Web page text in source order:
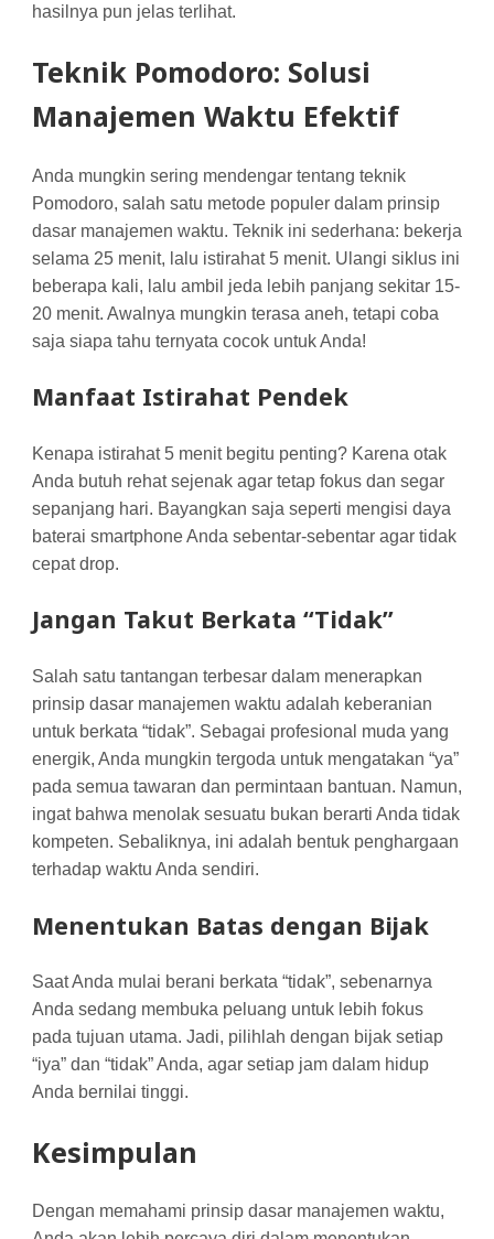
hasilnya pun jelas terlihat.
Teknik Pomodoro: Solusi
Manajemen Waktu Efektif
Anda mungkin sering mendengar tentang teknik
Pomodoro, salah satu metode populer dalam prinsip
dasar manajemen waktu. Teknik ini sederhana: bekerja
selama 25 menit, lalu istirahat 5 menit. Ulangi siklus ini
beberapa kali, lalu ambil jeda lebih panjang sekitar 15-
20 menit. Awalnya mungkin terasa aneh, tetapi coba
saja siapa tahu ternyata cocok untuk Anda!
Manfaat Istirahat Pendek
Kenapa istirahat 5 menit begitu penting? Karena otak
Anda butuh rehat sejenak agar tetap fokus dan segar
sepanjang hari. Bayangkan saja seperti mengisi daya
baterai smartphone Anda sebentar-sebentar agar tidak
cepat drop.
Jangan Takut Berkata “Tidak”
Salah satu tantangan terbesar dalam menerapkan
prinsip dasar manajemen waktu adalah keberanian
untuk berkata “tidak”. Sebagai profesional muda yang
energik, Anda mungkin tergoda untuk mengatakan “ya”
pada semua tawaran dan permintaan bantuan. Namun,
ingat bahwa menolak sesuatu bukan berarti Anda tidak
kompeten. Sebaliknya, ini adalah bentuk penghargaan
terhadap waktu Anda sendiri.
Menentukan Batas dengan Bijak
Saat Anda mulai berani berkata “tidak”, sebenarnya
Anda sedang membuka peluang untuk lebih fokus
pada tujuan utama. Jadi, pilihlah dengan bijak setiap
“iya” dan “tidak” Anda, agar setiap jam dalam hidup
Anda bernilai tinggi.
Kesimpulan
Dengan memahami prinsip dasar manajemen waktu,